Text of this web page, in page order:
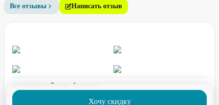
Хочу скидку
Маникюр с покрытием гель-
лак
Наращивание ногтей
Все отзывы Написать отзыв
для звонков по России - бесплатно
график работы:
ПН-ПТ с 08:00 до 17:00 (по МСК)